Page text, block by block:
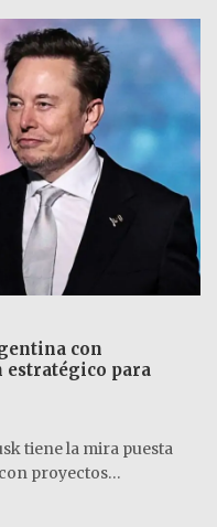
con
estratégico para
tiene la mira puesta
proyectos…